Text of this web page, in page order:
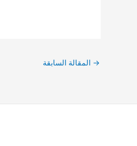
→ المقالة السابقة